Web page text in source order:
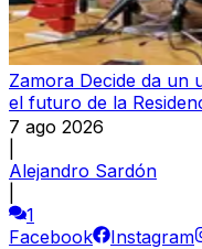
Zamora Decide da un
el futuro de la
7 ago 2026
Alejandro Sardón
1
Facebook
Instagram